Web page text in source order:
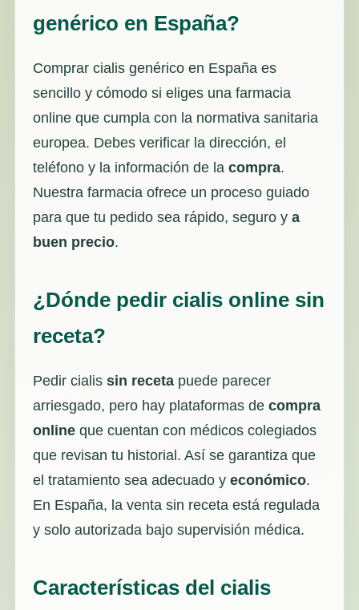
genérico en España?
Comprar cialis genérico en España es
sencillo y cómodo si eliges una farmacia
online que cumpla con la normativa sanitaria
europea. Debes verificar la dirección, el
teléfono y la información de la compra.
Nuestra farmacia ofrece un proceso guiado
para que tu pedido sea rápido, seguro y a
buen precio.
¿Dónde pedir cialis online sin
receta?
Pedir cialis sin recetapuede parecer
arriesgado, pero hay plataformas de compra
onlineque cuentan con médicos colegiados
que revisan tu historial. Así se garantiza que
el tratamiento sea adecuado y económico.
En España, la venta sin receta está regulada
y solo autorizada bajo supervisión médica.
Características del cialis